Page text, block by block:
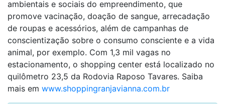
ambientais e sociais do empreendimento, que
promove vacinação, doação de sangue, arrecadação
de roupas e acessórios, além de campanhas de
conscientização sobre o consumo consciente e a vida
animal, por exemplo. Com 1,3 mil vagas no
estacionamento, o shopping center está localizado no
quilômetro 23,5 da Rodovia Raposo Tavares. Saiba
mais em www.shoppingranjavianna.com.br